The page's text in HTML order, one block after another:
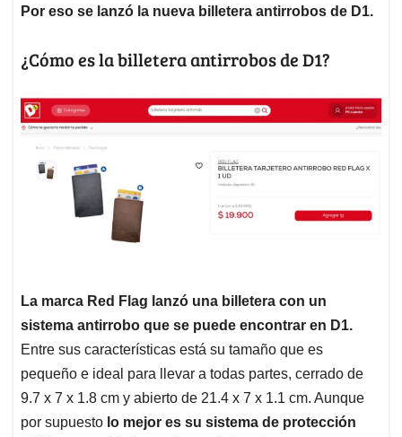
Por eso se lanzó la nueva billetera antirrobos de D1.
¿Cómo es la billetera antirrobos de D1?
La marca Red Flag lanzó una billetera con un
sistema antirrobo que se puede encontrar en D1.
Entre sus características está su tamaño que es
pequeño e ideal para llevar a todas partes, cerrado de
9.7 x 7 x 1.8 cm y abierto de 21.4 x 7 x 1.1 cm. Aunque
por supuesto lo mejor es su sistema de protección